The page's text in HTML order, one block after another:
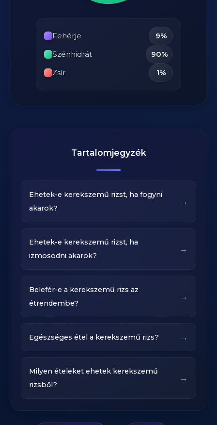
Fehérje
9%
Szénhidrát
90%
Zsír
1%
Tartalomjegyzék
Ehetek-e kerekszemű rizst, ha fogyni
akarok?
→
Ehetek-e kerekszemű rizst, ha
izmosodni akarok?
→
Belefér-e a kerekszemű rizs az
étrendembe?
→
Egészséges étel a kerekszemű rizs? →
Milyen ételeket ehetek kerekszemű
rizsből?
→